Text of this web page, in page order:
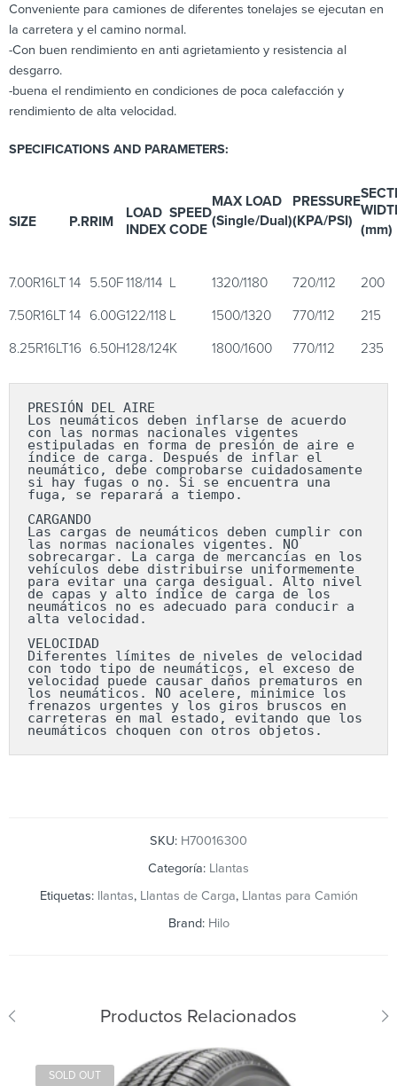
Conveniente para camiones de diferentes tonelajes se ejecutan en
la carretera y el camino normal.
-Con buen rendimiento en anti agrietamiento y resistencia al
desgarro.
-buena el rendimiento en condiciones de poca calefacción y
rendimiento de alta velocidad.
SPECIFICATIONS AND PARAMETERS:
SIZE P.RRIM
LOAD
INDEX
SPEED
CODE
MAX LOAD
(Single/Dual)
PRESSURE
(KPA/PSI)
(mm)
7.00R16LT14 5.50F118/114 L 1320/1180 720/112 200
7.50R16LT14 6.00G122/118 L 1500/1320 770/112 215
8.25R16LT16 6.50H128/124K 1800/1600 770/112 235
PRESIÓN DEL AIRE
Los neumáticos deben inflarse de acuerdo
con las normas nacionales vigentes
estipuladas en forma de presión de aire e
índice de carga. Después de inflar el
neumático, debe comprobarse cuidadosamente
si hay fugas o no. Si se encuentra una
fuga, se reparará a tiempo.
CARGANDO
Las cargas de neumáticos deben cumplir con
las normas nacionales vigentes. NO
sobrecargar. La carga de mercancías en los
vehículos debe distribuirse uniformemente
para evitar una carga desigual. Alto nivel
de capas y alto índice de carga de los
neumáticos no es adecuado para conducir a
alta velocidad.
VELOCIDAD
Diferentes límites de niveles de velocidad
con todo tipo de neumáticos, el exceso de
velocidad puede causar daños prematuros en
los neumáticos. NO acelere, minimice los
frenazos urgentes y los giros bruscos en
carreteras en mal estado, evitando que los
neumáticos choquen con otros objetos.
SKU: H70016300
Categoría: Llantas
Etiquetas: llantas, Llantas de Carga, Llantas para Camión
Brand: Hilo
Productos Relacionados
SOLD OUT